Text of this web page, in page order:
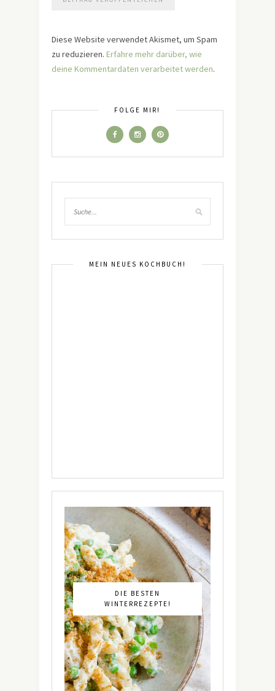
Diese Website verwendet Akismet, um Spam
zu reduzieren. Erfahre mehr darüber, wie
deine Kommentardaten verarbeitet werden.
FOLGE MIR!
MEIN NEUES KOCHBUCH!
DIE BESTEN
WINTERREZEPTE!